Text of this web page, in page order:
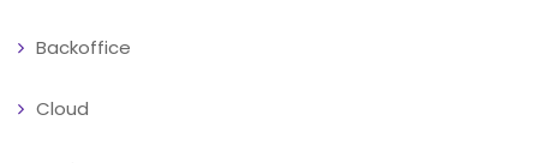
Backoffice
Cloud